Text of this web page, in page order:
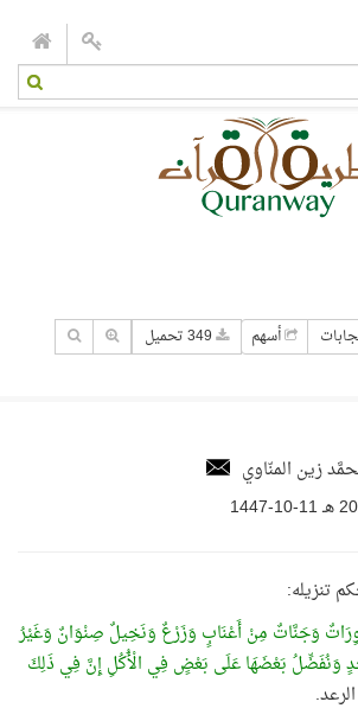
أسهم
زين المنّاوي
تنزيله:
وَجَنَّاتٌ مِنْ أَعْنَابٍ وَزَرْعٌ وَنَخِيلٌ صِنْوَانٌ وَغَيْرُ
وَنُفَضِّلُ بَعْضَهَا عَلَى بَعْضٍ فِي الْأُكُلِ إِنَّ فِي ذَلِكَ